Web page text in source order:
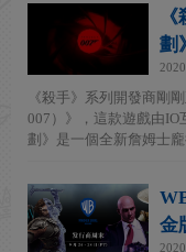
劃
《殺手》系列開發商剛
007）》，這款遊戲由IO
劃》是一個全新詹姆士
金